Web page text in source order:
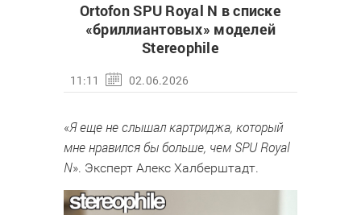
Ortofon SPU Royal N в списке
«бриллиантовых» моделей
Stereophile
11:11 02.06.2026
«Я еще не слышал картриджа, который
мне нравился бы больше, чем SPU Royal
N». Эксперт Алекс Халберштадт.